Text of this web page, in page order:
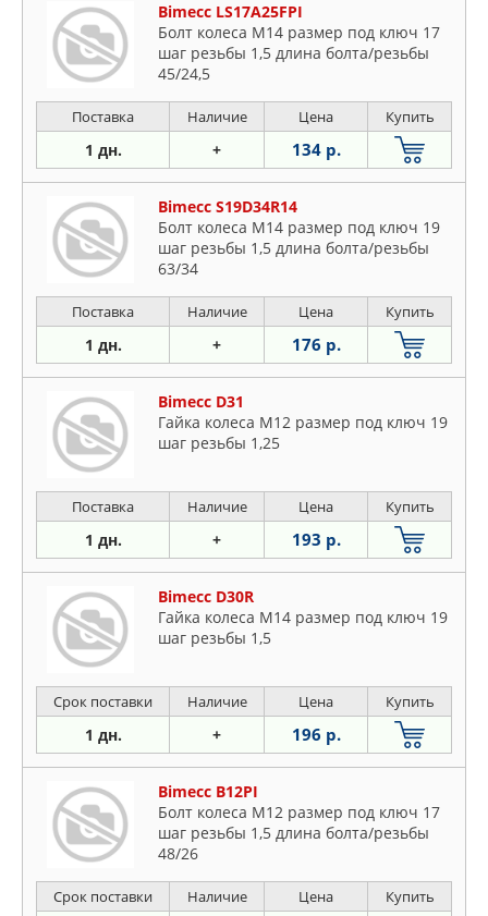
Bimecc LS17A25FPI
Болт колеса M14 размер под ключ 17
шаг резьбы 1,5 длина болта/резьбы
45/24,5
Поставка Наличие Цена Купить
1 дн. + 134 р.
Bimecc S19D34R14
Болт колеса M14 размер под ключ 19
шаг резьбы 1,5 длина болта/резьбы
63/34
Поставка Наличие Цена Купить
1 дн. + 176 р.
Bimecc D31
Гайка колеса M12 размер под ключ 19
шаг резьбы 1,25
Поставка Наличие Цена Купить
1 дн. + 193 р.
Bimecc D30R
Гайка колеса M14 размер под ключ 19
шаг резьбы 1,5
Срок поставки Наличие Цена Купить
1 дн. + 196 р.
Bimecc B12PI
Болт колеса M12 размер под ключ 17
шаг резьбы 1,5 длина болта/резьбы
48/26
Срок поставки Наличие Цена Купить